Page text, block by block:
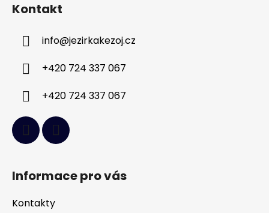
Kontakt
info@jezirkakezoj.cz
+420 724 337 067
+420 724 337 067
Informace pro vás
Kontakty